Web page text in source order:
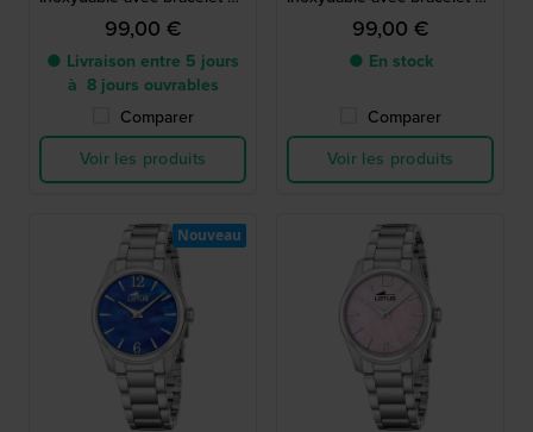
métal
99,00 €
● Livraison entre 5 jours
à 8 jours ouvrables
Comparer
Voir les produits
métal
99,00 €
● En stock
Comparer
Voir les produits
Nouveau